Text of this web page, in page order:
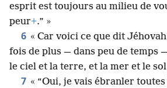
esprit est toujours au milieu de
peur+.” »
6 « Car voici ce que dit
fois de plus — dans peu de temps
le ciel et la terre, et la mer et le
7 « “Oui, je vais ébranler